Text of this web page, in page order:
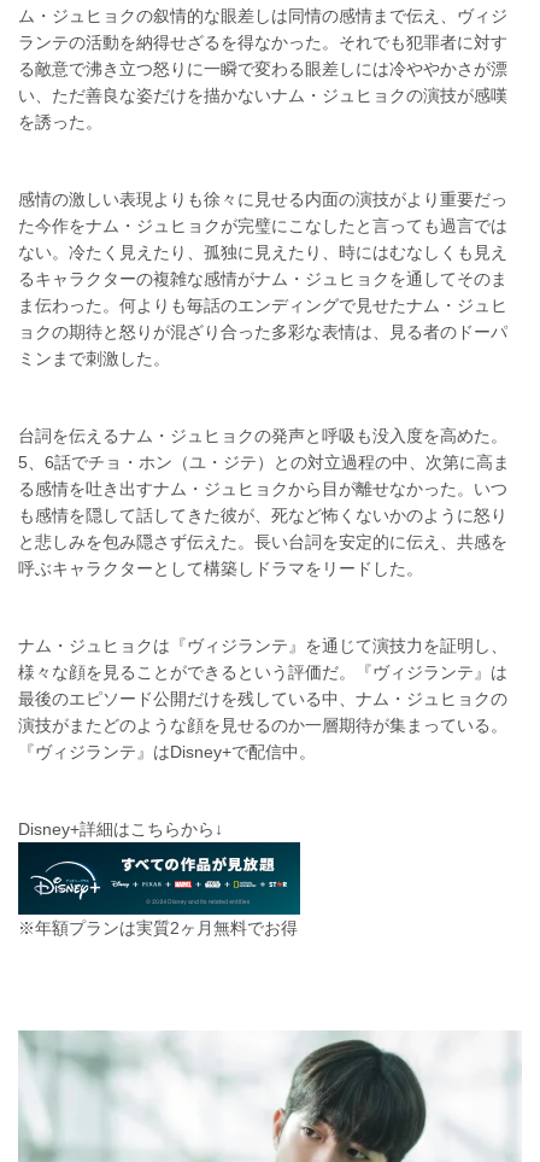
ム・ジュヒョクの叙情的な眼差しは同情の感情まで伝え、ヴィジ
ランテの活動を納得せざるを得なかった。それでも犯罪者に対す
る敵意で沸き立つ怒りに一瞬で変わる眼差しには冷ややかさが漂
い、ただ善良な姿だけを描かないナム・ジュヒョクの演技が感嘆
を誘った。
感情の激しい表現よりも徐々に見せる内面の演技がより重要だっ
た今作をナム・ジュヒョクが完璧にこなしたと言っても過言では
ない。冷たく見えたり、孤独に見えたり、時にはむなしくも見え
るキャラクターの複雑な感情がナム・ジュヒョクを通してそのま
ま伝わった。何よりも毎話のエンディングで見せたナム・ジュヒ
ョクの期待と怒りが混ざり合った多彩な表情は、見る者のドーパ
ミンまで刺激した。
台詞を伝えるナム・ジュヒョクの発声と呼吸も没入度を高めた。
5、6話でチョ・ホン（ユ・ジテ）との対立過程の中、次第に高ま
る感情を吐き出すナム・ジュヒョクから目が離せなかった。いつ
も感情を隠して話してきた彼が、死など怖くないかのように怒り
と悲しみを包み隠さず伝えた。長い台詞を安定的に伝え、共感を
呼ぶキャラクターとして構築しドラマをリードした。
ナム・ジュヒョクは『ヴィジランテ』を通じて演技力を証明し、
様々な顔を見ることができるという評価だ。『ヴィジランテ』は
最後のエピソード公開だけを残している中、ナム・ジュヒョクの
演技がまたどのような顔を見せるのか一層期待が集まっている。
『ヴィジランテ』はDisney+で配信中。
Disney+詳細はこちらから↓
※年額プランは実質2ヶ月無料でお得